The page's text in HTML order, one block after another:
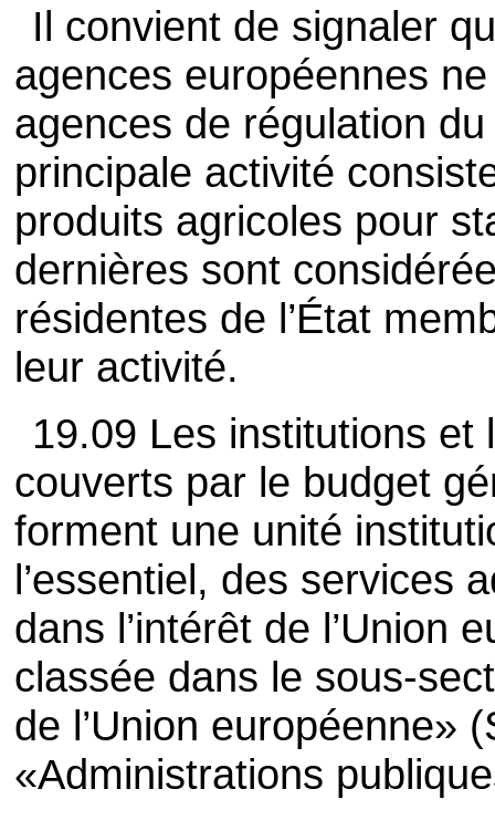
Il convient de signaler
agences européennes
agences de régulation
principale activité
produits agricoles pour
dernières sont
résidentes de l’État
leur activité.
19.09 Les institutions et
couverts par le budget
forment une unité
l’essentiel, des services
dans l’intérêt de l’Union
classée dans le sous-
de l’Union européenne»
«Administrations